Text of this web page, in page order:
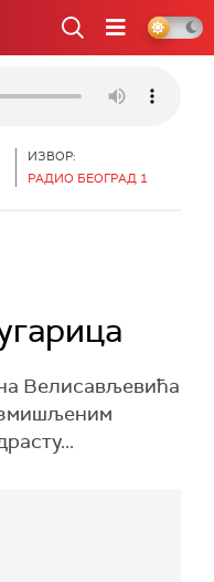
ИЗВОР:
РАДИО БЕОГРАД 1
Велисављевића